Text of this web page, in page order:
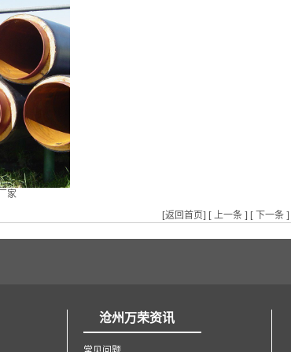
家
[返回首页] [ 上一条 ] [下一条 ]
沧州万荣资讯